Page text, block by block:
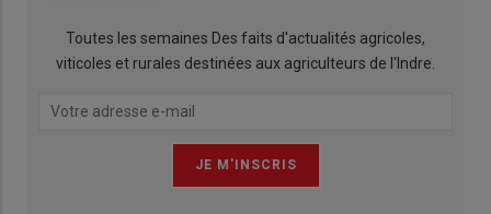
Toutes les semaines Des faits d'actualités agricoles,
viticoles et rurales destinées aux agriculteurs de l'Indre.